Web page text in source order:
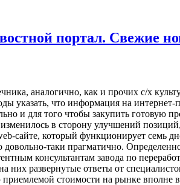
портал. Свежие
аналогично, как и прочих с/х
указать, что информация на интернет-
и для того чтобы закупить готовую
в сторону улучшений
сайте, который функционирует семь
таки прагматично.
консультантам завода по
развернутые ответы от
стоимости на рынке вполне